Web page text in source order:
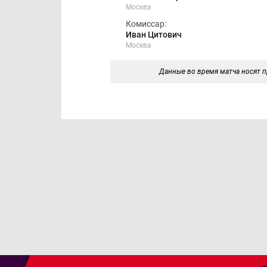
Москва
Комиссар:
Иван Цитович
Москва
Данные во время матча носят